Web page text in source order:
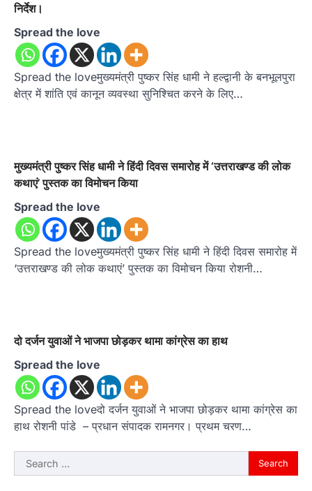
निर्देश।
Spread the love
Spread the loveमुख्यमंत्री पुष्कर सिंह धामी ने हल्द्वानी के बनभूलपुरा
क्षेत्र में शांति एवं कानून व्यवस्था सुनिश्चित करने के लिए…
मुख्यमंत्री पुष्कर सिंह धामी ने हिंदी दिवस समारोह में ‘उत्तराखण्ड की लोक
कथाएं’ पुस्तक का विमोचन किया
Spread the love
Spread the loveमुख्यमंत्री पुष्कर सिंह धामी ने हिंदी दिवस समारोह में
‘उत्तराखण्ड की लोक कथाएं’ पुस्तक का विमोचन किया रोशनी…
दो दर्जन युवाओं ने भाजपा छोड़कर थामा कांग्रेस का हाथ
Spread the love
Spread the loveदो दर्जन युवाओं ने भाजपा छोड़कर थामा कांग्रेस का
हाथ रोशनी पांडे – प्रधान संपादक रामनगर। प्रथम चरण…
Search
for: